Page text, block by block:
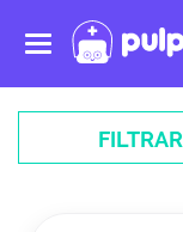
Toggle
navigation
FILTRAR